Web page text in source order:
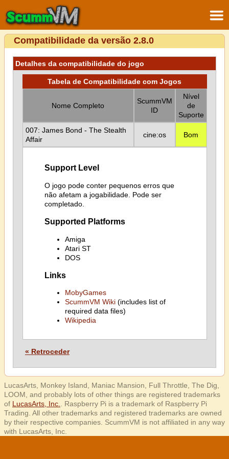
Compatibilidade da versão 2.8.0
Detalhes da compatibilidade do jogo
Tabela de Compatibilidade com Jogos
Nome Completo
ScummVM
ID
Nível
de
Suporte
007: James Bond - The Stealth
Affair
cine:os Bom
Support Level
O jogo pode conter pequenos erros que
não afetam a jogabilidade. Pode ser
completado.
Supported Platforms
Amiga
Atari ST
DOS
Links
MobyGames
ScummVM Wiki(includes list of
required data files)
Wikipedia
« Retroceder
LucasArts, Monkey Island, Maniac Mansion, Full Throttle, The Dig,
LOOM, and probably lots of other things are registered trademarks
of LucasArts, Inc.
. Raspberry Pi is a trademark of Raspberry Pi
Trading. All other trademarks and registered trademarks are owned
by their respective companies. ScummVM is not affiliated in any way
with LucasArts, Inc.